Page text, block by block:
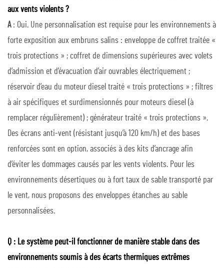
aux vents violents ?
A : Oui. Une personnalisation est requise pour les environnements à
forte exposition aux embruns salins : enveloppe de coffret traitée «
trois protections » ; coffret de dimensions supérieures avec volets
d’admission et d’évacuation d’air ouvrables électriquement ;
réservoir d’eau du moteur diesel traité « trois protections » ; filtres
à air spécifiques et surdimensionnés pour moteurs diesel (à
remplacer régulièrement) ; générateur traité « trois protections ».
Des écrans anti-vent (résistant jusqu’à 120 km/h) et des bases
renforcées sont en option, associés à des kits d’ancrage afin
d’éviter les dommages causés par les vents violents. Pour les
environnements désertiques ou à fort taux de sable transporté par
le vent, nous proposons des enveloppes étanches au sable
personnalisées.
Q : Le système peut-il fonctionner de manière stable dans des
environnements soumis à des écarts thermiques extrêmes